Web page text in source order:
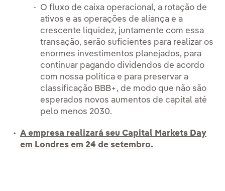
O fluxo de caixa operacional, a rotação de
ativos e as operações de aliança e a
crescente liquidez, juntamente com essa
transação, serão suficientes para realizar os
enormes investimentos planejados, para
continuar pagando dividendos de acordo
com nossa política e para preservar a
classificação BBB+, de modo que não são
esperados novos aumentos de capital até
pelo menos 2030.
A empresa realizará seu Capital Markets Day
em Londres em 24 de setembro.